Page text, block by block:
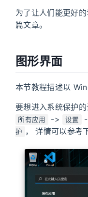
为了让人们能更好
篇文章。
图形界面
本节教程描述以
要想进入系统保护
所有应用 -> 设置
护 ， 详情可以参考